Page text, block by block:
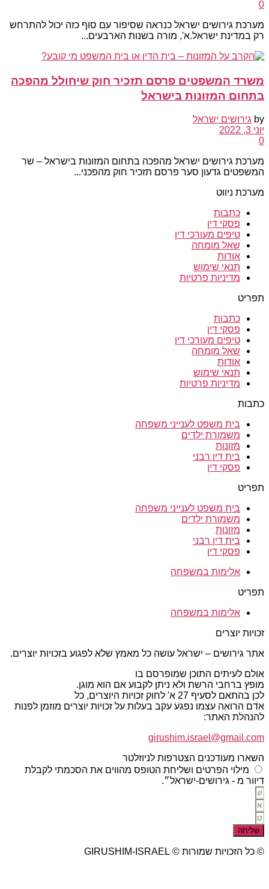
0
מערכת גירושים ישראל כנראה שסיפור עם סוף כזה יכול להתרחש
רק במדינת ישראל.א', מורה בשנות הארבעים...
משרד המשפטים פרסם תזכיר חוק שיחולל מהפכה
בתחום המזונות בישראל
by גירושים ישראל
יוני 3, 2022
0
מערכת גירושים ישראל מהפכה בתחום המזונות בישראל – שר
המשפטים גדעון סער פרסם תזכיר חוק מהפכני...
מערכת ניווט
כתבות
פסקי דין
טיפים מעורכי דין
שאל מומחה
אודות
תנאי שימוש
מדיניות פרטיות
תפריט
כתבות
פסקי דין
טיפים מעורכי דין
שאל מומחה
אודות
תנאי שימוש
מדיניות פרטיות
כתבות
בית משפט לענייני משפחה
משמורת ילדים
מזונות
בית דין רבני
פסקי דין
תפריט
בית משפט לענייני משפחה
משמורת ילדים
מזונות
בית דין רבני
פסקי דין
אלימות במשפחה
תפריט
אלימות במשפחה
זכויות יוצרים
אתר גירושים – ישראל עושה כל מאמץ שלא לפגוע בזכויות יוצרים.
אולם לעיתים התוכן שמופרסם בו
מופץ ברחבי הרשת ולא ניתן לקבוע אם הוא מוגן.
לכן בהתאם לסעיף 27 א' לחוק זכויות היוצרים, כל
אדם הרואה עצמו נפגע עקב בעלות על זכויות יוצרים מוזמן לפנות
להנהלת האתר:
girushim.israel@gmail.com
השארו מעודכנים הצטרפות לניוזלטר
מילוי הפרטים ושליחת הטופס מהווים את הסכמתי לקבלת
דיוור מ - גירושים-ישראל״.
שליחה
© כל הזכויות שמורות © GIRUSHIM-ISRAEL